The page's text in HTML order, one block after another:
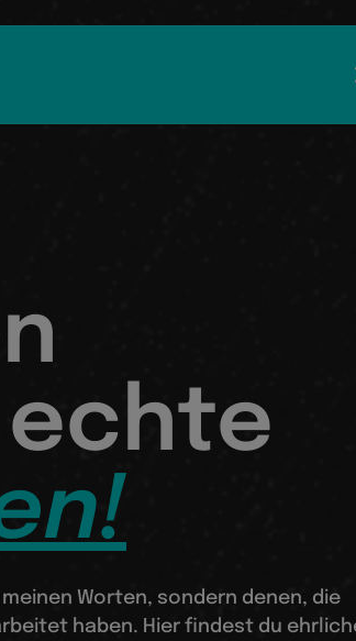
Worten, sondern denen, die
haben. Hier findest du